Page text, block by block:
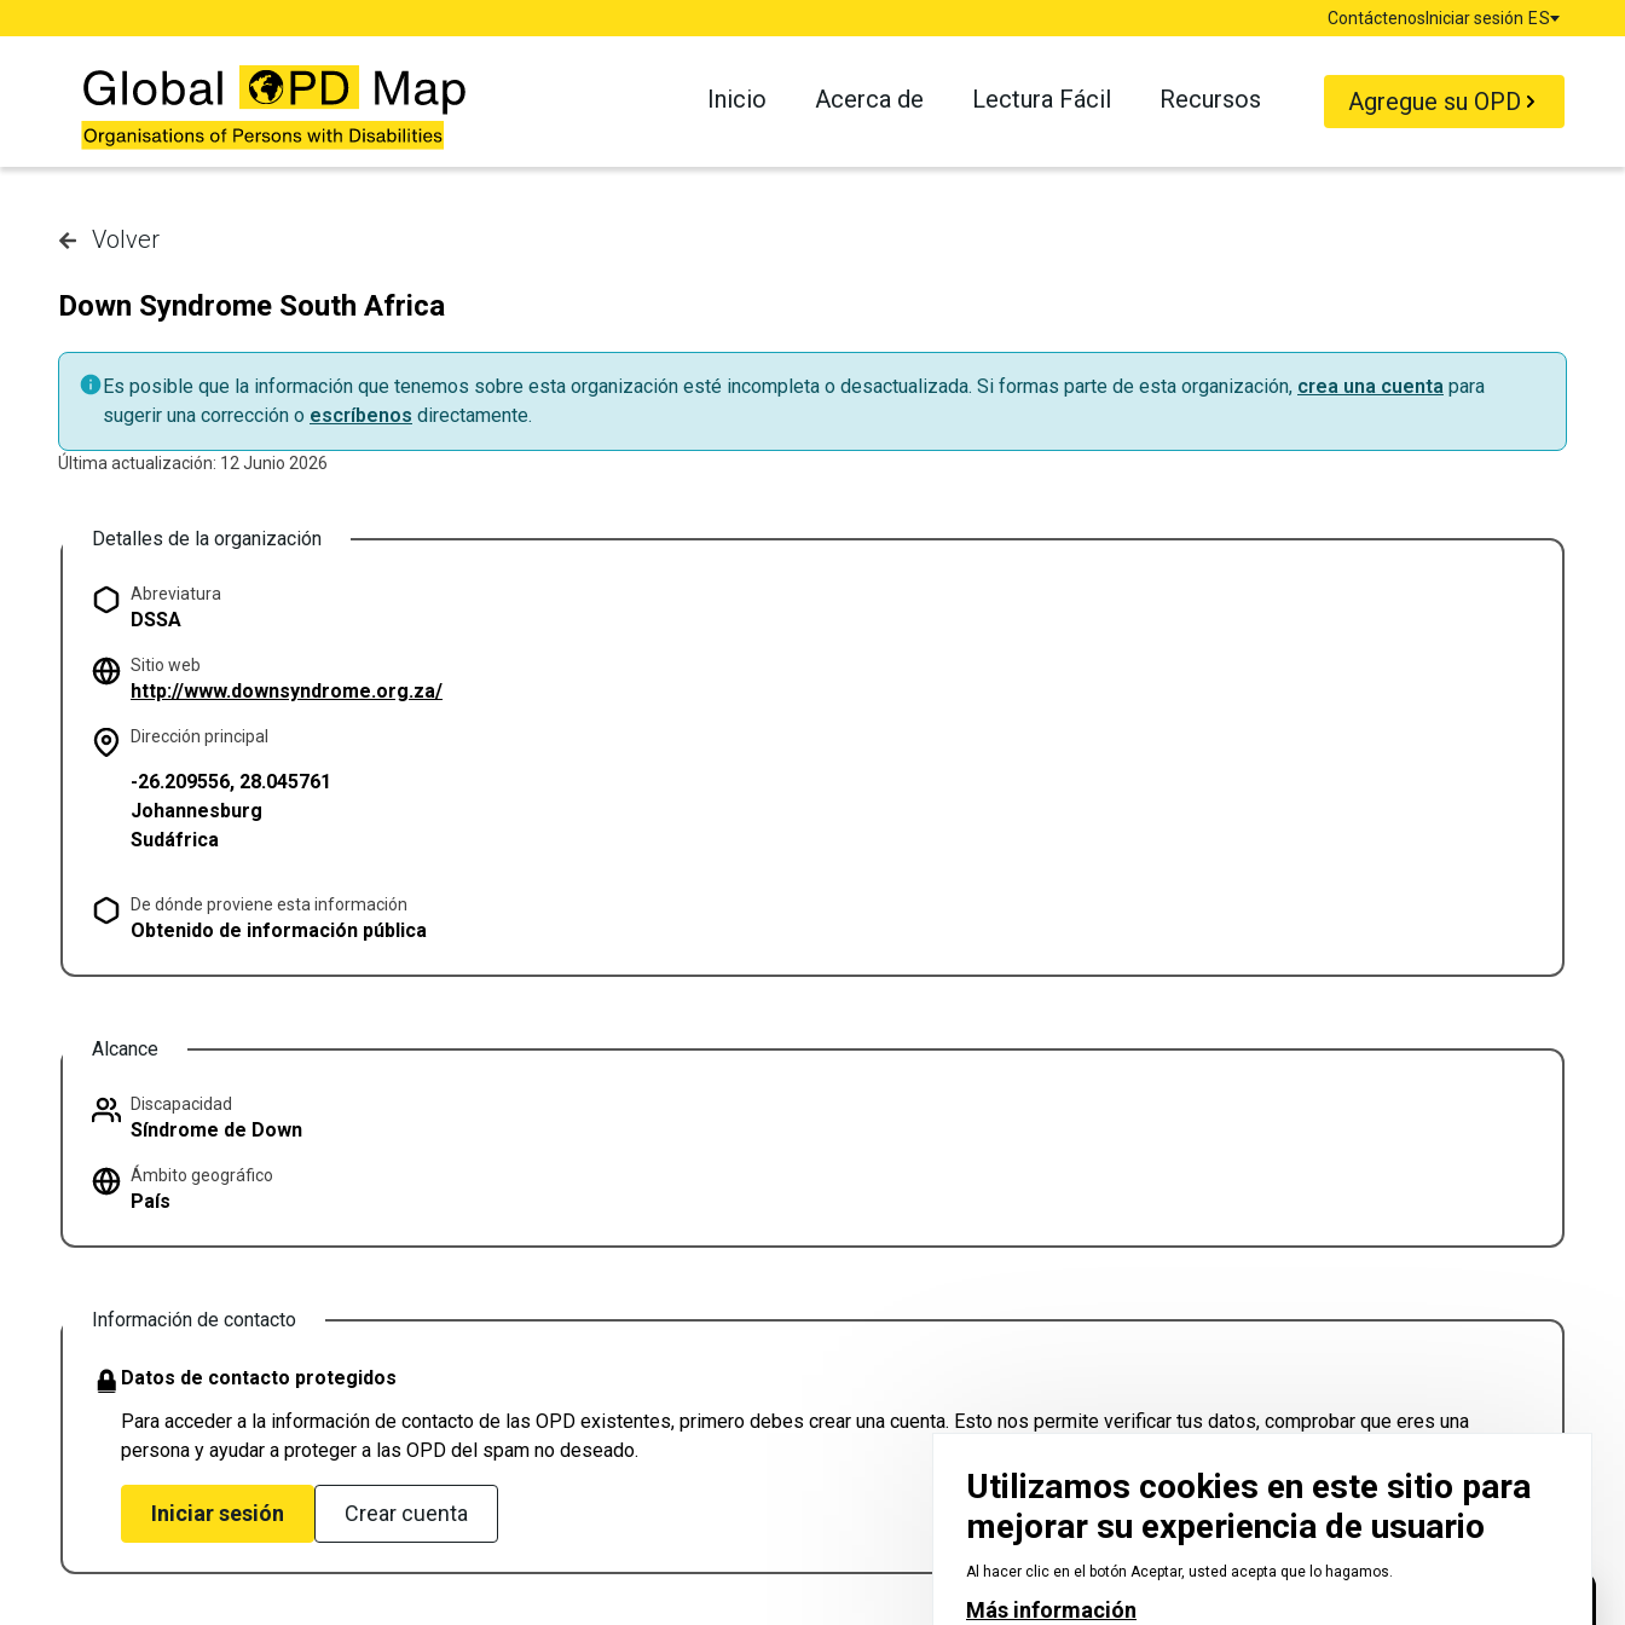
ContáctenosIniciar sesión
Idioma
ES
Inicio Acerca de Lectura Fácil Recursos Agregue su OPD
Volver
Down Syndrome South Africa
Es posible que la información que tenemos sobre esta organización esté incompleta o desactualizada. Si formas parte de esta organización, crea una cuenta para
sugerir una corrección o escríbenos directamente.
Última actualización: 12 Junio 2026
Detalles de la organización
Abreviatura
DSSA
Sitio web
http://www.downsyndrome.org.za/(se abre en una pestaña nueva)
Dirección principal
-26.209556, 28.045761
Johannesburg
Sudáfrica
De dónde proviene esta información
Obtenido de información pública
Alcance
Discapacidad
Síndrome de Down
Ámbito geográfico
País
Información de contacto
Datos de contacto protegidos
Para acceder a la información de contacto de las OPD existentes, primero debes crear una cuenta. Esto nos permite verificar tus datos, comprobar que eres una
persona y ayudar a proteger a las OPD del spam no deseado.
Iniciar sesión Crear cuenta
Utilizamos cookies en este sitio para
mejorar su experiencia de usuario
Al hacer clic en el botón Aceptar, usted acepta que lo hagamos.
Más información